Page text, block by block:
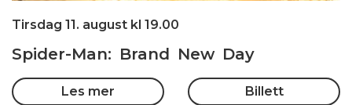
Tirsdag 11. august kl 19.00
Spider-Man: Brand New Day
Les mer Billett